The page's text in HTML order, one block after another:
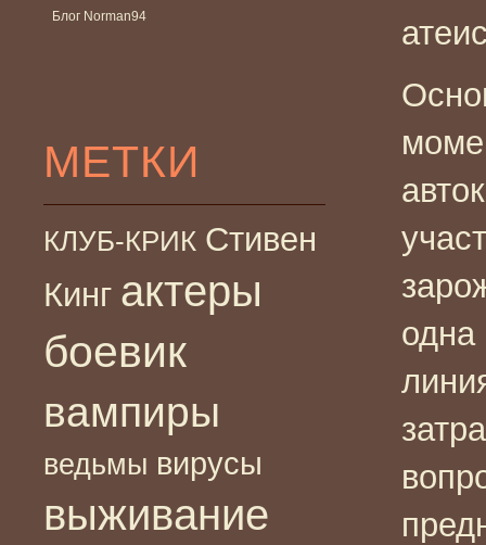
Блог Norman94
МЕТКИ
КЛУБ-КРИК Стивен
Кинг актеры
боевик
вампиры
ведьмы вирусы
выживание